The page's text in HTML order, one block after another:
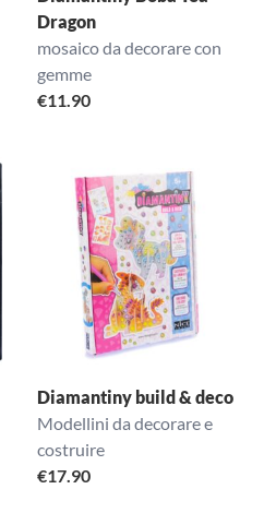
Dragon
mosaico da decorare con
gemme
€11.90
Diamantiny build & deco
Modellini da decorare e
costruire
€17.90